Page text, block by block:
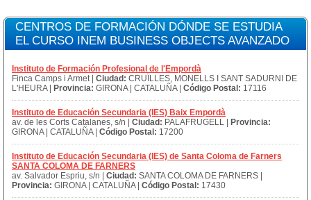
CENTROS DE FORMACIÓN DÓNDE SE ESTUDIA
EL CURSO INEM BUSINESS OBJECTS AVANZADO
Instituto de Formación Profesional de l'Empordà
Finca Camps i Armet | Ciudad: CRUÏLLES, MONELLS I SANT SADURNI DE
L'HEURA |
Provincia: GIRONA | CATALUÑA | Código Postal: 17116
Instituto de Educación Secundaria (IES) Baix Empordà
av. de les Corts Catalanes, s/n | Ciudad: PALAFRUGELL |
Provincia:
GIRONA | CATALUÑA | Código Postal: 17200
Instituto de Educación Secundaria (IES) de Santa Coloma de Farners
SANTA COLOMA DE FARNERS
av. Salvador Espriu, s/n | Ciudad: SANTA COLOMA DE FARNERS |
Provincia: GIRONA | CATALUÑA | Código Postal: 17430